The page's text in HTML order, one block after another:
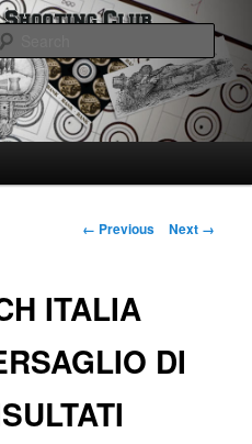
Image
← Previous Next →
ITALIA
DI